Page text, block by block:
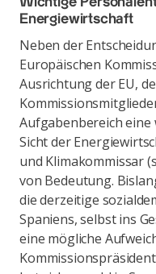
Energiewirtschaft
Neben der
Europäischen
Ausrichtung der EU,
Aufgabenbereich eine
Sicht der
und Klimakommissar
von Bedeutung.
die derzeitige
Spaniens, selbst ins
eine mögliche